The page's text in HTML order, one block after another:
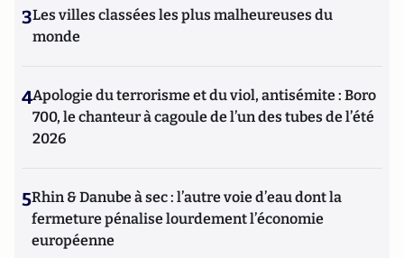
3Les villes classées les plus malheureuses du
monde
4Apologie du terrorisme et du viol, antisémite : Boro
700, le chanteur à cagoule de l’un des tubes de l’été
2026
5Rhin & Danube à sec : l’autre voie d’eau dont la
fermeture pénalise lourdement l’économie
européenne